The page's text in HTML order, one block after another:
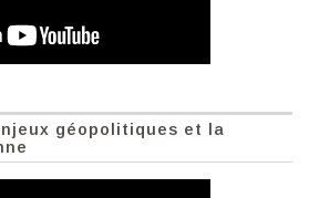
géopolitiques et la